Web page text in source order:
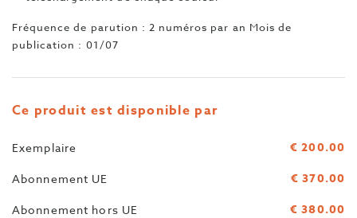
Fréquence de parution : 2 numéros par an Mois de
publication : 01/07
Ce produit est disponible par
Exemplaire € 200.00
Abonnement UE € 370.00
Abonnement hors UE
€ 380.00